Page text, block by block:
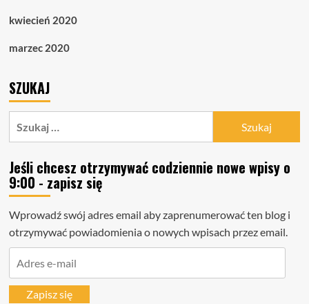
kwiecień 2020
marzec 2020
SZUKAJ
Jeśli chcesz otrzymywać codziennie nowe wpisy o
9:00 - zapisz się
Wprowadź swój adres email aby zaprenumerować ten blog i
otrzymywać powiadomienia o nowych wpisach przez email.
mailZapisz się